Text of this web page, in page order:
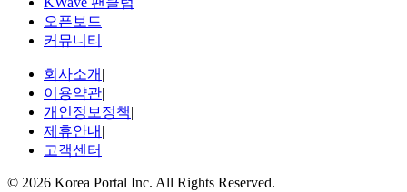
오픈보드
커뮤니티
회사소개 |
이용약관|
개인정보정책|
제휴안내 |
고객센터
© 2026 Korea Portal Inc. All Rights Reserved.